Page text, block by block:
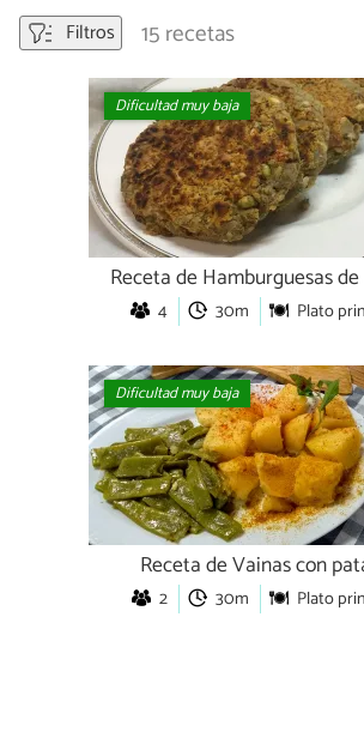
Filtros
15 recetas
Dificultad muy baja
Receta de Hamburguesas
4 30m Plato
Dificultad muy baja
Receta de Vainas con
2 30m Plato